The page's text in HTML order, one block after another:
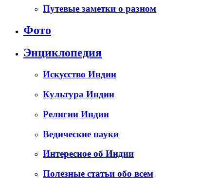
Путевые заметки о разном
Фото
Энциклопедия
Искусство Индии
Культура Индии
Религии Индии
Ведические науки
Интересное об Индии
Полезные статьи обо всем